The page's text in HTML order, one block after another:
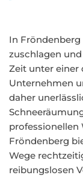
In
zuschlagen
Zeit unter einer
Unternehmen
daher
Fröndenberg
Wege
reibungslosen